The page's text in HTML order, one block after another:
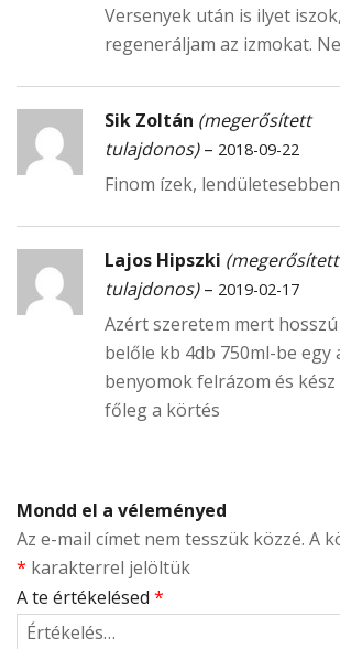
Versenyek után is ilyet
regeneráljam az izmokat.
Sik Zoltán (megerősített
tulajdonos) – 2018-09-22
Finom ízek,
Lajos Hipszki (megerősített
tulajdonos) – 2019-02-17
Azért szeretem mert
belőle kb 4db 750ml-be egy
benyomok felrázom és kész
főleg a körtés
Mondd el a véleményed
Az e-mail címet nem tesszük közzé. A
* karakterrel jelöltük
A te értékelésed *